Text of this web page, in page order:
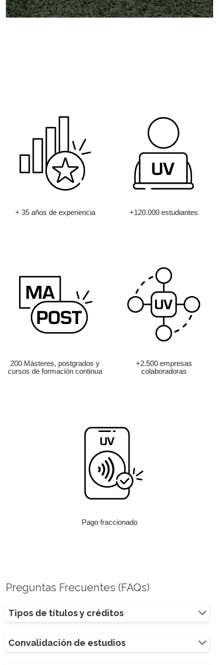
+ 35 años de experiencia +120.000 estudiantes
200 Másteres, postgrados y
cursos de formación continua
+2.500 empresas
colaboradoras
Pago fraccionado
Preguntas Frecuentes (FAQs)
Tipos de títulos y créditos
Convalidación de estudios